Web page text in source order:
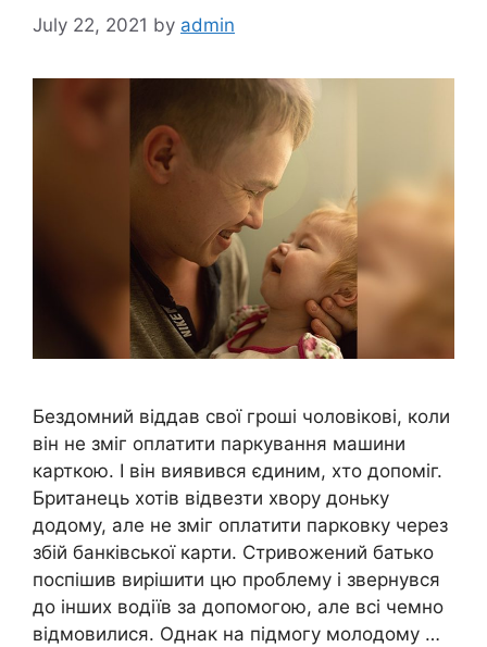
July 22, 2021 by admin
Бездомний віддав свої гроші чоловікові, коли
він не зміг оплатити паркування машини
карткою. І він виявився єдиним, хто допоміг.
Британець хотів відвезти хвору доньку
додому, але не зміг оплатити парковку через
збій банківської карти. Стривожений батько
поспішив вирішити цю проблему і звернувся
до інших водіїв за допомогою, але всі чемно
відмовилися. Однак на підмогу молодому …